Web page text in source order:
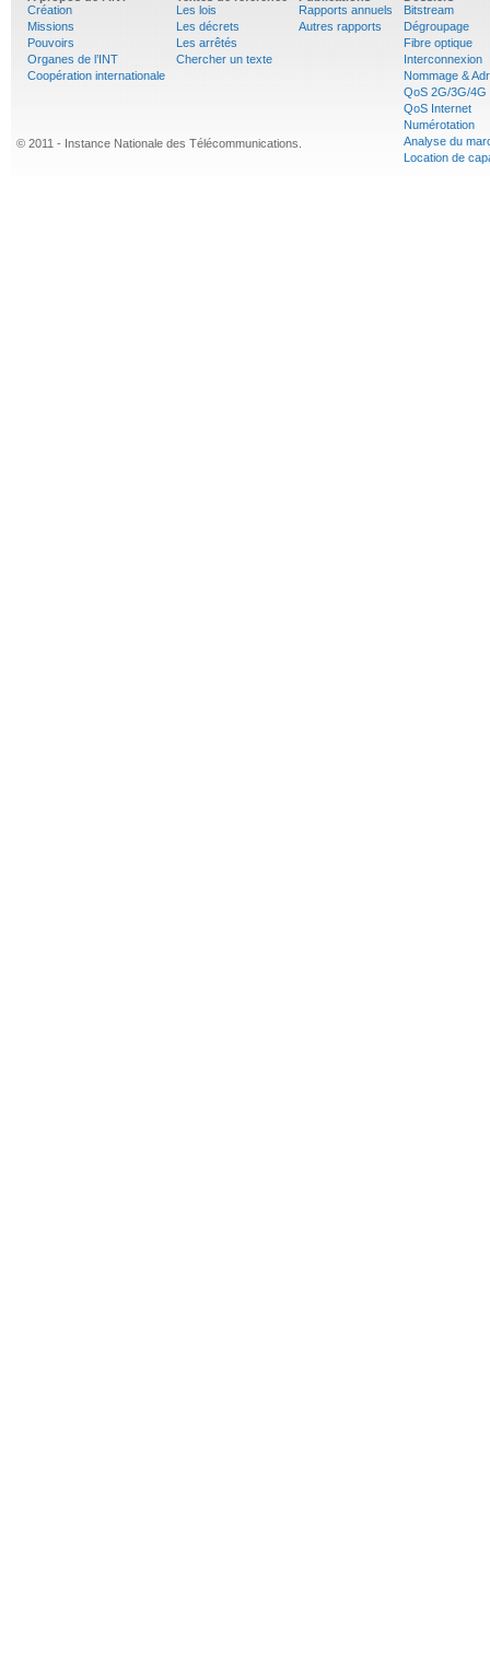
Création
Missions
Pouvoirs
Organes de l’INT
Coopération internationale
Les lois
Les décrets
Les arrêtés
Chercher un texte
Rapports annuels
Autres rapports
Bitstream
Dégroupage
Fibre optique
Interconnexion
Nommage &
QoS 2G/3G/4G
QoS Internet
Numérotation
Analyse du
Location de
© 2011 - Instance Nationale des Télécommunications.